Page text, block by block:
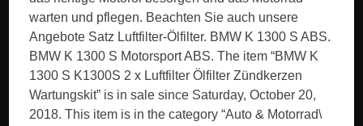
warten und pflegen. Beachten Sie auch unsere
Angebote Satz Luftfilter-Ölfilter. BMW K 1300 S ABS.
BMW K 1300 S Motorsport ABS. The item “BMW K
1300 S K1300S 2 x Luftfilter Ölfilter Zündkerzen
Wartungskit” is in sale since Saturday, October 20,
2018. This item is in the category “Auto & Motorrad\